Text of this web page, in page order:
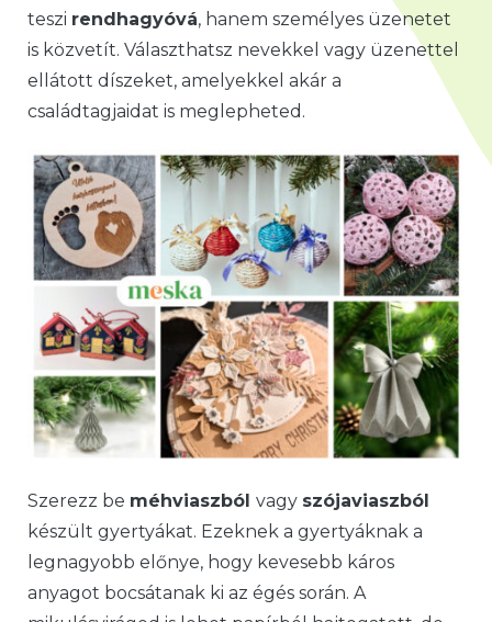
teszi rendhagyóvá, hanem személyes üzenetet
is közvetít. Választhatsz nevekkel vagy üzenettel
ellátott díszeket, amelyekkel akár a
családtagjaidat is meglepheted.
Szerezz be méhviaszból vagy szójaviaszból
készült gyertyákat. Ezeknek a gyertyáknak a
legnagyobb előnye, hogy kevesebb káros
anyagot bocsátanak ki az égés során. A